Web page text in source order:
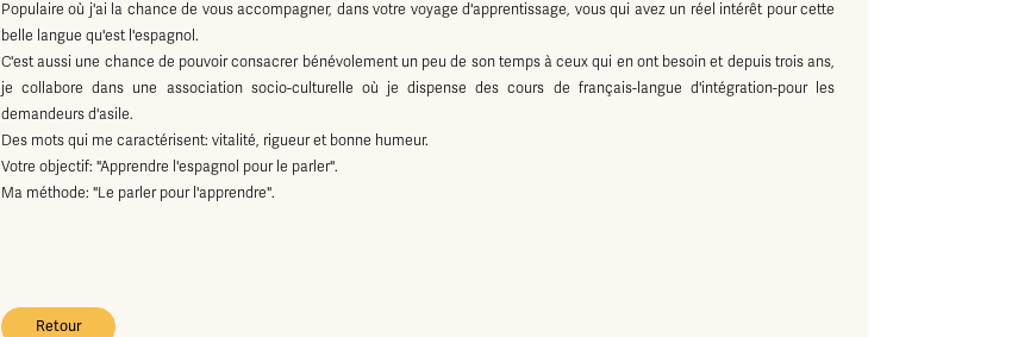
Populaire où j'ai la chance de vous accompagner, dans votre voyage d'apprentissage, vous qui avez un réel intérêt pour cette
belle langue qu'est l'espagnol.
C'est aussi une chance de pouvoir consacrer bénévolement un peu de son temps à ceux qui en ont besoin et depuis trois ans,
je collabore dans une association socio-culturelle où je dispense des cours de français-langue d'intégration-pour les
demandeurs d'asile.
Des mots qui me caractérisent: vitalité, rigueur et bonne humeur.
Votre objectif: "Apprendre l'espagnol pour le parler".
Ma méthode: "Le parler pour l'apprendre".
Retour